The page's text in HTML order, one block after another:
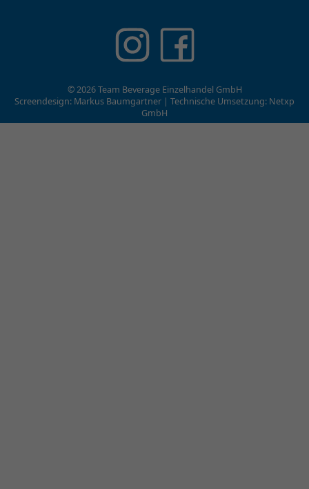
© 2026 Team Beverage Einzelhandel GmbH
Screendesign: Markus Baumgartner | Technische Umsetzung: Netxp
GmbH